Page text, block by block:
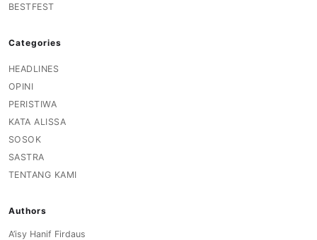
BESTFEST
Categories
HEADLINES
OPINI
PERISTIWA
KATA ALISSA
SOSOK
SASTRA
TENTANG KAMI
Authors
A’isy Hanif Firdaus